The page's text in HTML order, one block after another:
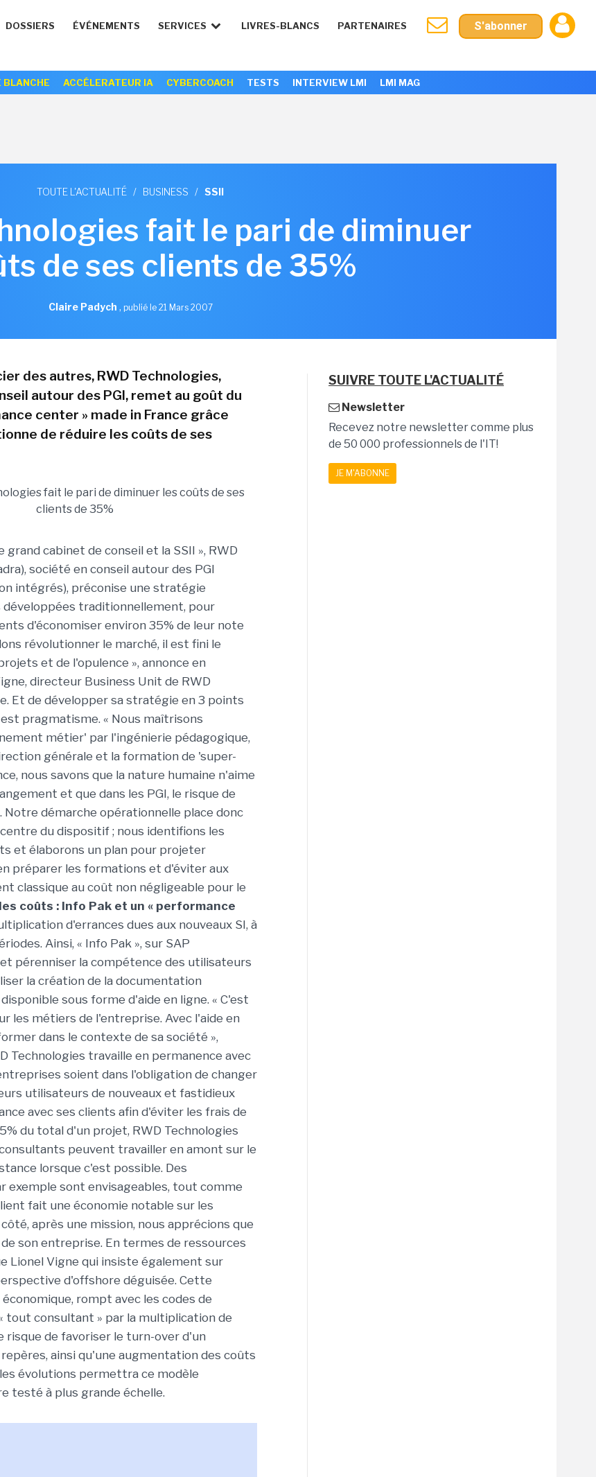
DOSSIERS ÉVÉNEMENTS SERVICES LIVRES-BLANCS PARTENAIRES S'abonner
BLANCHE ACCÉLERATEUR IA CYBERCOACH TESTS INTERVIEW LMI LMI MAG
TOUTE L'ACTUALITÉ / BUSINESS / SSII
fait le pari de diminuer
de ses clients de 35%
Claire Padych , publié le 21 Mars 2007
des autres, RWD Technologies,
autour des PGI, remet au goût du
center » made in France grâce
de réduire les coûts de ses
grand cabinet de conseil et la SSII », RWD
société en conseil autour des PGI
intégrés), préconise une stratégie
traditionnellement, pour
d'économiser environ 35% de leur note
révolutionner le marché, il est fini le
et de l'opulence », annonce en
directeur Business Unit de RWD
Et de développer sa stratégie en 3 points
pragmatisme. « Nous maîtrisons
métier' par l'ingénierie pédagogique,
générale et la formation de 'super-
nous savons que la nature humaine n'aime
et que dans les PGI, le risque de
démarche opérationnelle place donc
du dispositif ; nous identifions les
et élaborons un plan pour projeter
préparer les formations et d'éviter aux
classique au coût non négligeable pour le
coûts : Info Pak et un « performance
d'errances dues aux nouveaux SI, à
Ainsi, « Info Pak », sur SAP
pérenniser la compétence des utilisateurs
la création de la documentation
sous forme d'aide en ligne. « C'est
les métiers de l'entreprise. Avec l'aide en
dans le contexte de sa société »,
Technologies travaille en permanence avec
soient dans l'obligation de changer
utilisateurs de nouveaux et fastidieux
avec ses clients afin d'éviter les frais de
du total d'un projet, RWD Technologies
peuvent travailler en amont sur le
lorsque c'est possible. Des
sont envisageables, tout comme
fait une économie notable sur les
après une mission, nous apprécions que
son entreprise. En termes de ressources
Lionel Vigne qui insiste également sur
d'offshore déguisée. Cette
rompt avec les codes de
tout consultant » par la multiplication de
risque de favoriser le turn-over d'un
ainsi qu'une augmentation des coûts
évolutions permettra ce modèle
testé à plus grande échelle.
SUIVRE TOUTE L'ACTUALITÉ
Newsletter
Recevez notre newsletter comme plus
de 50 000 professionnels de l'IT!
JE M'ABONNE